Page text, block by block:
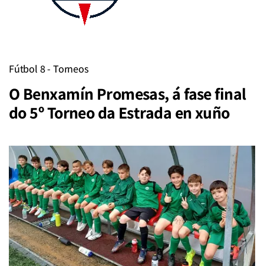
Fútbol 8 - Torneos
O Benxamín Promesas, á fase final
do 5º Torneo da Estrada en xuño